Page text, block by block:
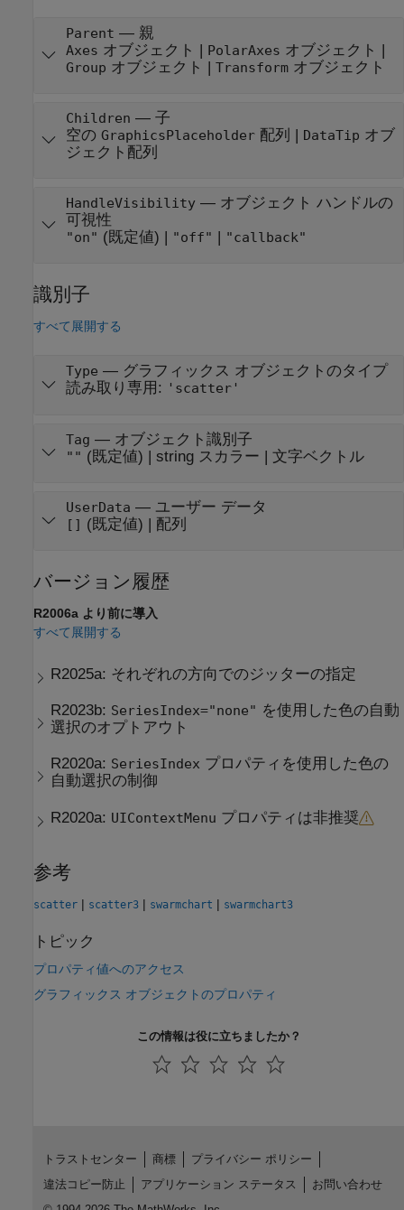
Parent — 親
Axes オブジェクト | PolarAxes オブジェクト |
Group オブジェクト | Transformオブジェクト
Children — 子
空の GraphicsPlaceholder配列 | DataTip オブ
ジェクト配列
HandleVisibility— オブジェクト ハンドルの
可視性
"on" (既定値) | "off" | "callback"
識別子
すべて展開する
Type — グラフィックス オブジェクトのタイプ
読み取り専用:
'scatter'
Tag — オブジェクト識別子
"" (既定値) | string スカラー | 文字ベクトル
UserData — ユーザー データ
[] (既定値) | 配列
バージョン履歴
R2006a より前に導入
すべて展開する
R2025a: それぞれの方向でのジッターの指定
R2023b: SeriesIndex="none" を使用した色の自動
選択のオプトアウト
R2020a: SeriesIndex プロパティを使用した色の
自動選択の制御
R2020a: UIContextMenu プロパティは非推奨
参考
scatter | scatter3 | swarmchart | swarmchart3
トピック
プロパティ値へのアクセス
グラフィックス オブジェクトのプロパティ
この情報は役に立ちましたか？
トラストセンター 商標
プライバシー ポリシー
違法コピー防止
アプリケーション ステータス
お問い合わせ